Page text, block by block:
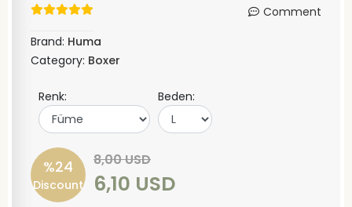
Comment
Brand: Huma
Category: Boxer
Renk: Beden:
%24
Discount
8,00 USD
6,10 USD